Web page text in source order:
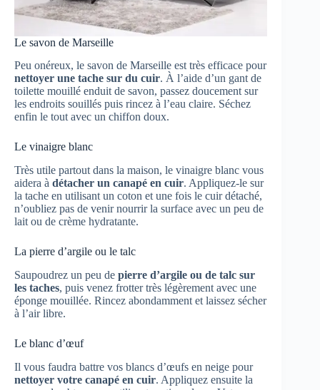
Le savon de Marseille
Peu onéreux, le savon de Marseille est très efficace pour
nettoyer une tache sur du cuir. À l’aide d’un gant de
toilette mouillé enduit de savon, passez doucement sur
les endroits souillés puis rincez à l’eau claire. Séchez
enfin le tout avec un chiffon doux.
Le vinaigre blanc
Très utile partout dans la maison, le vinaigre blanc vous
aidera à détacher un canapé en cuir. Appliquez-le sur
la tache en utilisant un coton et une fois le cuir détaché,
n’oubliez pas de venir nourrir la surface avec un peu de
lait ou de crème hydratante.
La pierre d’argile ou le talc
Saupoudrez un peu de pierre d’argile ou de talc sur
les taches, puis venez frotter très légèrement avec une
éponge mouillée. Rincez abondamment et laissez sécher
à l’air libre.
Le blanc d’œuf
Il vous faudra battre vos blancs d’œufs en neige pour
nettoyer votre canapé en cuir. Appliquez ensuite la